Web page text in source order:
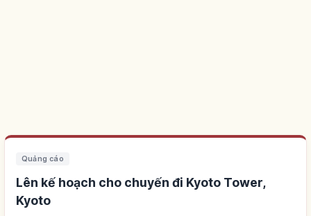
Quảng cáo
Lên kế hoạch cho chuyến đi Kyoto Tower,
Kyoto